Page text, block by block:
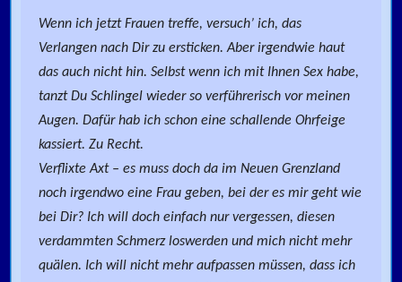
Wenn ich jetzt Frauen treffe, versuch’ ich, das
Verlangen nach Dir zu ersticken. Aber irgendwie haut
das auch nicht hin. Selbst wenn ich mit Ihnen Sex habe,
tanzt Du Schlingel wieder so verführerisch vor meinen
Augen. Dafür hab ich schon eine schallende Ohrfeige
kassiert. Zu Recht.
Verflixte Axt – es muss doch da im Neuen Grenzland
noch irgendwo eine Frau geben, bei der es mir geht wie
bei Dir? Ich will doch einfach nur vergessen, diesen
verdammten Schmerz loswerden und mich nicht mehr
quälen. Ich will nicht mehr aufpassen müssen, dass ich